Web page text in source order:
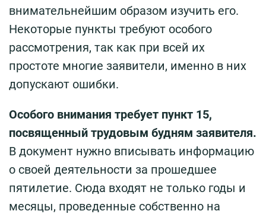
внимательнейшим образом изучить его.
Некоторые пункты требуют особого
рассмотрения, так как при всей их
простоте многие заявители, именно в них
допускают ошибки.
Особого внимания требует пункт 15,
посвященный трудовым будням заявителя.
В документ нужно вписывать информацию
о своей деятельности за прошедшее
пятилетие. Сюда входят не только годы и
месяцы, проведенные собственно на